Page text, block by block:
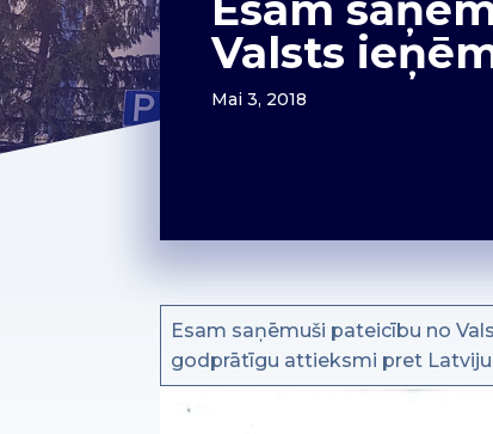
Valsts
Mai 3, 2018
Esam saņēmuši pateicību no
godprātīgu attieksmi pret